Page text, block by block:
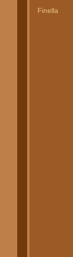
Finella